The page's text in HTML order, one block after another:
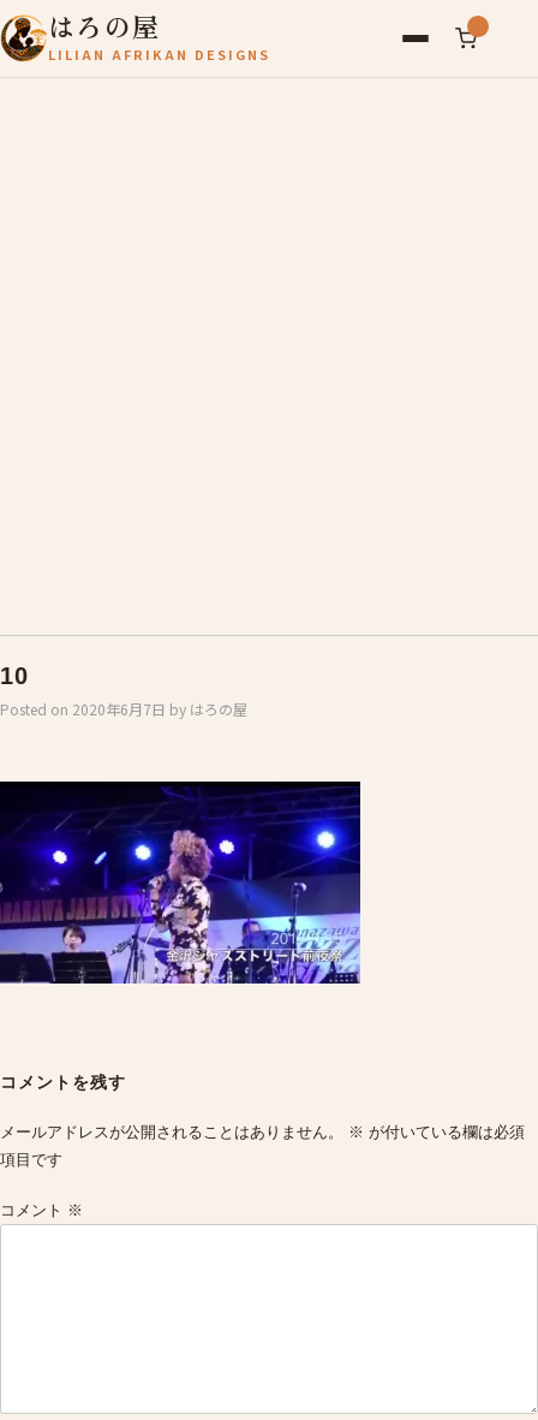
はろの屋
LILIAN AFRIKAN DESIGNS
10
Posted on 2020年6月7日 by はろの屋
navigation
コメントを残す
メールアドレスが公開されることはありません。 ※ が付いている欄は必須
項目です
コメント ※